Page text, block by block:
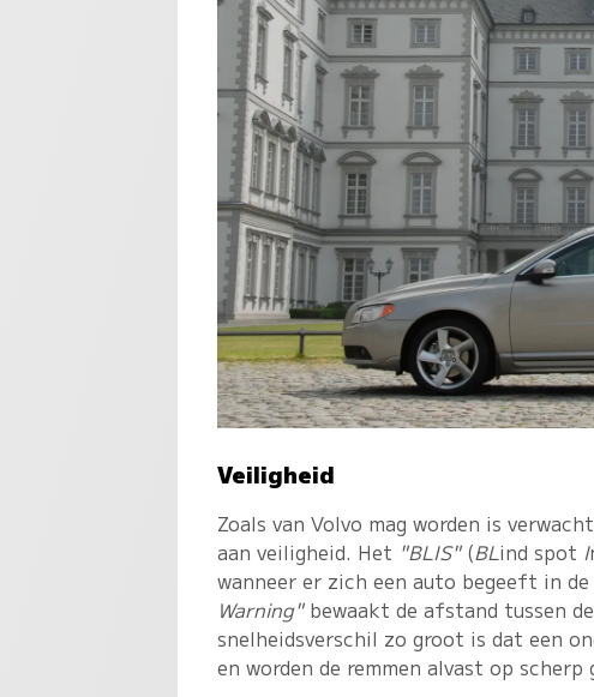
Veiligheid
Zoals van Volvo mag worden is
aan veiligheid. Het "BLIS"(BLind spot I
wanneer er zich een auto begeeft in
Warning"bewaakt de afstand tussen
snelheidsverschil zo groot is dat een
en worden de remmen alvast op scherp